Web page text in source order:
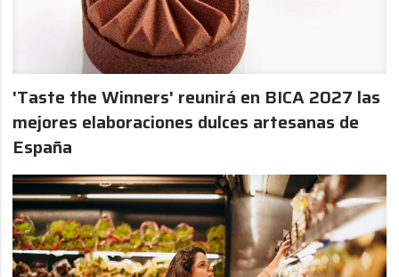
'Taste the Winners' reunirá en BICA 2027 las
mejores elaboraciones dulces artesanas de
España